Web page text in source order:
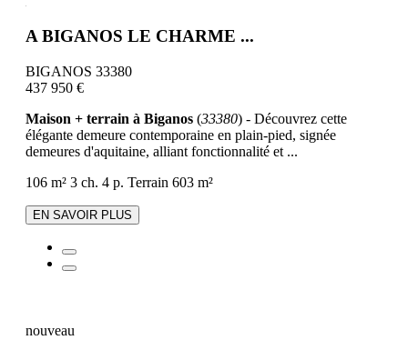
A BIGANOS LE CHARME ...
BIGANOS 33380
437 950 €
Maison + terrain à Biganos (33380) - Découvrez cette
élégante demeure contemporaine en plain-pied, signée
demeures d'aquitaine, alliant fonctionnalité et ...
106 m² 3 ch. 4 p. Terrain 603 m²
EN SAVOIR PLUS
nouveau